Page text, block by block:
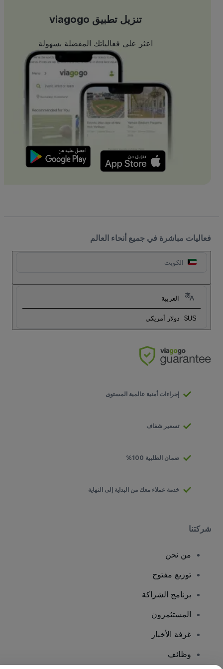
تنزيل تطبيق viagogo
اعثر على فعالياتك المفضلة بسهولة
فعاليات مباشرة في جميع أنحاء العالم
الكويت
العربية
US$ دولار أمريكي
إجراءات أمنية عالمية المستوى
تسعير شفاف
ضمان الطلبية 100%
خدمة عملاء معك من البداية إلى النهاية
شركتنا
من نحن
توزيع مفتوح
برنامج الشراكة
المستثمرون
غرفة الأخبار
وظائف